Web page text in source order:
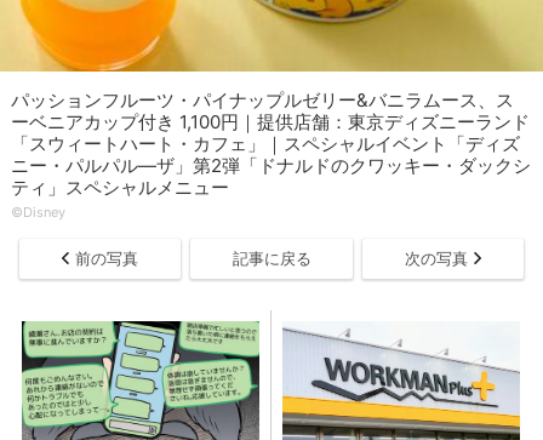
パッションフルーツ・パイナップルゼリー&バニラムース、ス
ーベニアカップ付き 1,100円｜提供店舗：東京ディズニーランド
「スウィートハート・カフェ」｜スペシャルイベント「ディズ
ニー・パルパル―ザ」第2弾「ドナルドのクワッキー・ダックシ
ティ」スペシャルメニュー
©Disney
前の写真 記事に戻る 次の写真